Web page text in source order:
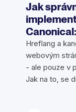
Jak
Hreflang a
webovým
- ale pouze v
Jak na to, se